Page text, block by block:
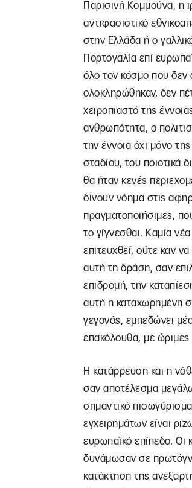
Παρισινή Κομμούνα, η
αντιφασιστικό
στην Ελλάδα ή ο
Πορτογαλία επί
όλο τον κόσμο που δεν
ολοκληρώθηκαν, δεν
χειροπιαστό της
ανθρωπότητα, ο
την έννοια όχι μόνο
σταδίου, του ποιοτικά
θα ήταν κενές
δίνουν νόημα στις
πραγματοποιήσιμες,
το γίγνεσθαι. Καμία
επιτευχθεί, ούτε καν
αυτή τη δράση, σαν
επιδρομή, την
αυτή η καταχωρημένη
γεγονός, εμπεδώνει
επακόλουθα, με ώριμες
Η κατάρρευση και η
σαν αποτέλεσμα
σημαντικό
εγχειρημάτων είναι
ευρωπαϊκό επίπεδο. Οι
δυνάμωσαν σε
κατάκτηση της